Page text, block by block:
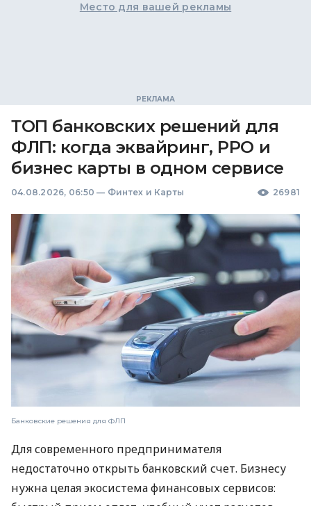
Место для вашей рекламы
ТОП банковских решений для
ФЛП: когда эквайринг, РРО и
бизнес карты в одном сервисе
04.08.2026, 06:50 — Финтех и Карты 26981
Банковские решения для ФЛП
Для современного предпринимателя
недостаточно открыть банковский счет. Бизнесу
нужна целая экосистема финансовых сервисов: